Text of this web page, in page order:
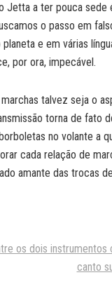
Jetta a ter pouca
o passo em
e em várias
por ora, impecável.
talvez seja o
torna de fato
no volante a
cada relação de
amante das trocas